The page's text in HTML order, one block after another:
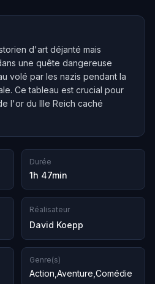
d'art déjanté mais
une quête dangereuse
volé par les nazis pendant la
Ce tableau est crucial pour
l'or du IIIe Reich caché
Durée
1h 47min
Réalisateur
David Koepp
Genre(s)
Action Aventure Comédie